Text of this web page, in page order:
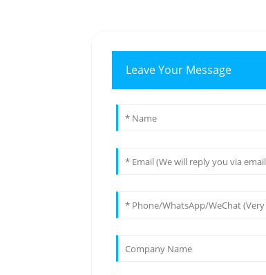
Leave Your Message